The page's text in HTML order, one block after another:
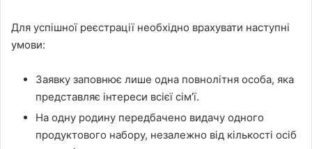
Для успішної реєстрації необхідно врахувати наступні
умови:
Заявку заповнює лише одна повнолітня особа, яка
представляє інтереси всієї сім’ї.
На одну родину передбачено видачу одного
продуктового набору, незалежно від кількості осіб